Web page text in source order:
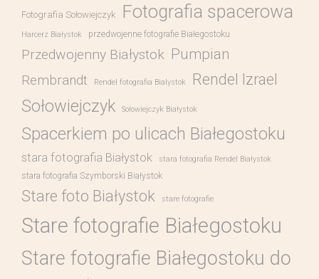
Fotografia Sołowiejczyk Fotografia spacerowa
Harcerz Białystok przedwojenne fotografie Białegostoku
Przedwojenny Białystok Pumpian
Rembrandt Rendel fotografia Bialystok Rendel Izrael
Sołowiejczyk Sołowiejczyk Białystok
Spacerkiem po ulicach Białegostoku
stara fotografia Białystok stara fotografia Rendel Białystok
stara fotografia Szymborski Białystok
Stare foto Białystok stare fotografie
Stare fotografie Białegostoku
Stare fotografie Białegostoku do